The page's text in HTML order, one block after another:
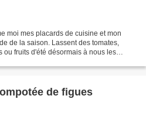
moi mes placards de cuisine et mon
de la saison. Lassent des tomates,
fruits d'été désormais à nous les
de figues